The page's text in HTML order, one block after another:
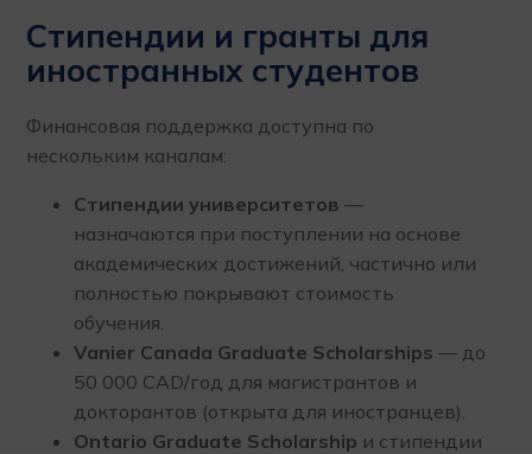
Стипендии и гранты для
иностранных студентов
Финансовая поддержка доступна по
нескольким каналам:
Стипендии университетов —
назначаются при поступлении на основе
академических достижений, частично или
полностью покрывают стоимость
обучения.
Vanier Canada Graduate Scholarships — до
50 000 CAD/год для магистрантов и
докторантов (открыта для иностранцев).
Ontario Graduate Scholarship и стипендии